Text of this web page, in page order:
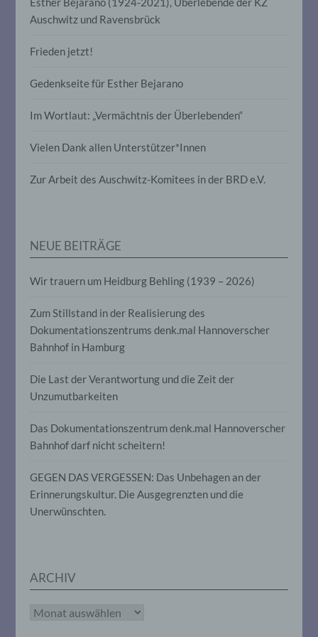
Auschwitz und Ravensbrück
Frieden jetzt!
Gedenkseite für Esther Bejarano
Im Wortlaut: „Vermächtnis der Überlebenden“
Vielen Dank allen Unterstützer*Innen
Zur Arbeit des Auschwitz-Komitees in der BRD e.V.
NEUE BEITRÄGE
Wir trauern um Heidburg Behling (1939 – 2026)
Zum Stillstand in der Realisierung des
Dokumentationszentrums denk.mal Hannoverscher
Bahnhof in Hamburg
Die Last der Verantwortung und die Zeit der
Unzumutbarkeiten
Das Dokumentationszentrum denk.mal Hannoverscher
Bahnhof darf nicht scheitern!
GEGEN DAS VERGESSEN: Das Unbehagen an der
Erinnerungskultur. Die Ausgegrenzten und die
Unerwünschten.
ARCHIV
Archiv
Verbreitung oder eine andere Form der
Bereitstellung, den Abgleich oder die
Löschen oder die Vernichtung.
d) Einschränkung der Verarbeitung
Einschränkung der Verarbeitung ist die
personenbezogener Daten mit dem Ziel,
Profiling ist jede Art der automatisierten
Verarbeitung personenbezogener Daten,
personenbezogenen Daten verwendet
Person beziehen, zu bewerten,
insbesondere, um Aspekte bezüglich
Arbeitsleistung, wirtschaftlicher Lage,
Gesundheit, persönlicher Vorlieben,
Aufenthaltsort oder Ortswechsel dieser
natürlichen Person zu analysieren oder
f) Pseudonymisierung
Pseudonymisierung ist die Verarbeitung
personenbezogener Daten in einer Weise,
auf welche die personenbezogenen Daten
zusätzlichen Informationen gesondert
aufbewahrt werden und technischen und
unterliegen, die gewährleisten, dass die